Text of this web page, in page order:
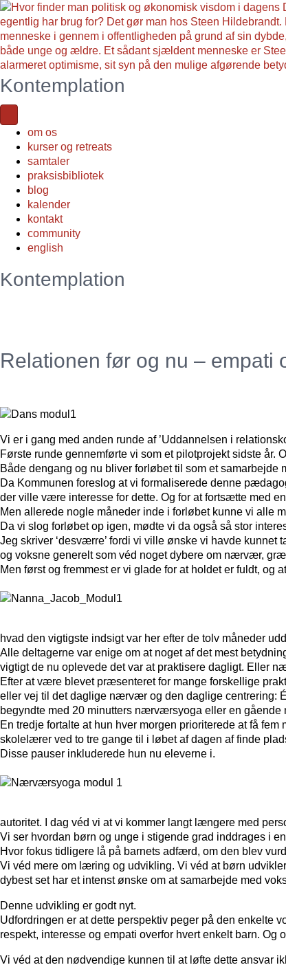
Kontemplation
om os
kurser og retreats
samtaler
praksisbibliotek
blog
kalender
kontakt
community
english
Kontemplation
Relationen før og nu –
Vi er i gang med anden runde af ’Uddannelsen i
Første runde gennemførte vi som et pilotprojekt sidste år.
Både dengang og nu bliver forløbet til som et samarbejde
Da Kommunen foreslog at vi formaliserede denne
der ville være interesse for dette. Og for at fortsætte med
Men allerede nogle måneder inde i forløbet kunne vi alle
Da vi slog forløbet op igen, mødte vi da også så stor
Jeg skriver ‘desværre’ fordi vi ville ønske vi havde
og voksne generelt som véd noget dybere om nærvær,
Men først og fremmest er vi glade for at holdet er fuldt, og
hvad den vigtigste indsigt var her efter de tolv måneder
Alle deltagerne var enige om at noget af det mest
vigtigt de nu oplevede det var at praktisere dagligt. Eller
Efter at være blevet præsenteret for mange forskellige
eller vej til det daglige nærvær og den daglige centrering:
begyndte med 20 minutters nærværsyoga eller en gående
En tredje fortalte at hun hver morgen prioriterede at få
skolelærer ved to tre gange til i løbet af dagen af finde
Disse pauser inkluderede hun nu eleverne i.
autoritet. I dag véd vi at vi kommer langt længere med
Vi ser hvordan børn og unge i stigende grad inddrages i
Hvor fokus tidligere lå på barnets adfærd, om den blev
Vi véd mere om læring og udvikling. Vi véd at børn
dybest set har et intenst ønske om at samarbejde med
Denne udvikling er godt nyt.
Udfordringen er at dette perspektiv peger på den enkelte
respekt, interesse og empati overfor hvert enkelt barn. Og
Vi véd at den nødvendige kunnen til at løfte dette ansvar